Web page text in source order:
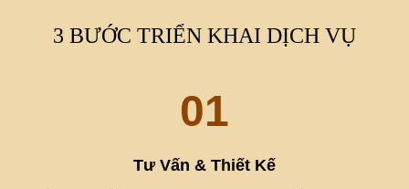
3 BƯỚC TRIỂN KHAI DỊCH VỤ
01
Tư Vấn & Thiết Kế